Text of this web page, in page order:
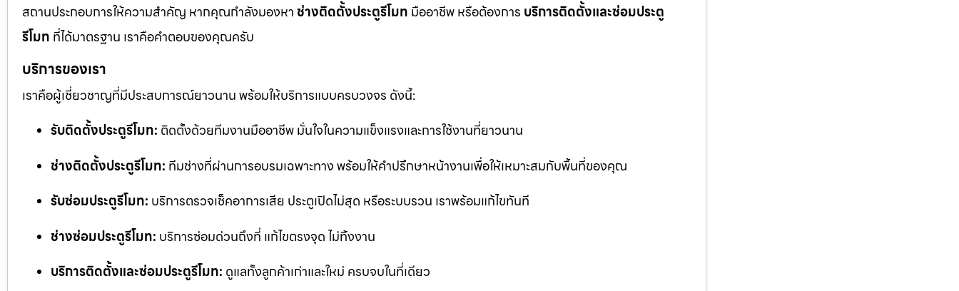
สถานประกอบการให้ความสำคัญ หากคุณกำลังมองหา ช่างติดตั้งประตูรีโมท มืออาชีพ หรือต้องการ บริการติดตั้งและซ่อมประตู
รีโมท ที่ได้มาตรฐาน เราคือคำตอบของคุณครับ
บริการของเรา
เราคือผู้เชี่ยวชาญที่มีประสบการณ์ยาวนาน พร้อมให้บริการแบบครบวงจร ดังนี้:
รับติดตั้งประตูรีโมท: ติดตั้งด้วยทีมงานมืออาชีพ มั่นใจในความแข็งแรงและการใช้งานที่ยาวนาน
ช่างติดตั้งประตูรีโมท: ทีมช่างที่ผ่านการอบรมเฉพาะทาง พร้อมให้คำปรึกษาหน้างานเพื่อให้เหมาะสมกับพื้นที่ของคุณ
รับซ่อมประตูรีโมท: บริการตรวจเช็คอาการเสีย ประตูเปิดไม่สุด หรือระบบรวน เราพร้อมแก้ไขทันที
ช่างซ่อมประตูรีโมท: บริการซ่อมด่วนถึงที่ แก้ไขตรงจุด ไม่ทิ้งงาน
บริการติดตั้งและซ่อมประตูรีโมท: ดูแลทั้งลูกค้าเก่าและใหม่ ครบจบในที่เดียว